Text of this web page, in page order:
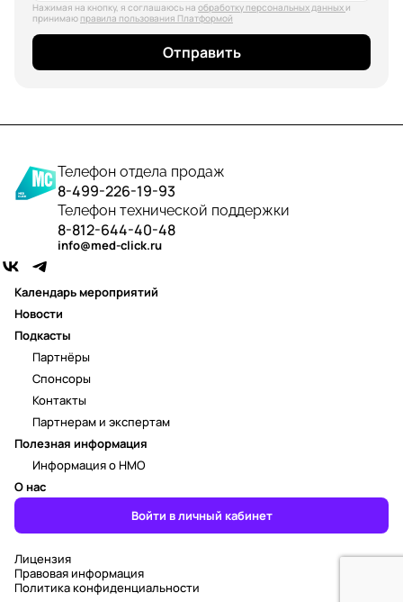
Нажимая на кнопку, я соглашаюсь на обработку персональных данных и
принимаю правила пользования Платформой
Отправить
Телефон отдела продаж
8-499-226-19-93
Телефон технической поддержки
8-812-644-40-48
info@med-click.ru
Календарь мероприятий
Новости
Подкасты
Полезная информация
Информация о НМО
О нас
Партнёры
Спонсоры
Контакты
Партнерам и экспертам
Войти в личный кабинет
Лицензия
Правовая информация
Политика конфиденциальности